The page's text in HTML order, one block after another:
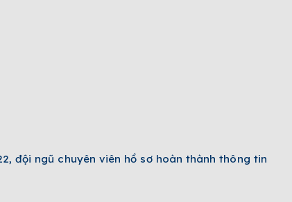
đội ngũ chuyên viên hồ sơ hoàn thành thông tin